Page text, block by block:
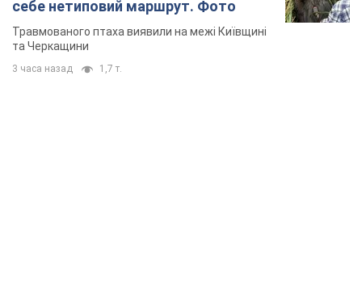
себе нетиповий маршрут. Фото
Травмованого птаха виявили на межі Київщині
та Черкащини
3 часа назад 1,7 т.